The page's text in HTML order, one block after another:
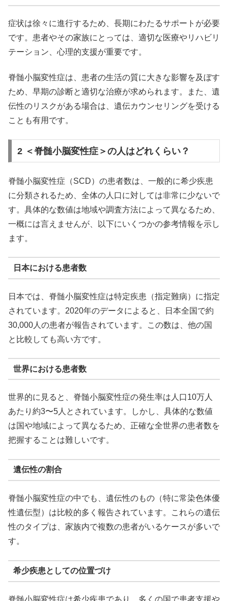
症状は徐々に進行するため、長期にわたるサポートが必要
です。患者やその家族にとっては、適切な医療やリハビリ
テーション、心理的支援が重要です。
脊髄小脳変性症は、患者の生活の質に大きな影響を及ぼす
ため、早期の診断と適切な治療が求められます。また、遺
伝性のリスクがある場合は、遺伝カウンセリングを受ける
ことも有用です。
2 ＜脊髄小脳変性症＞の人はどれくらい？
脊髄小脳変性症（SCD）の患者数は、一般的に希少疾患
に分類されるため、全体の人口に対しては非常に少ないで
す。具体的な数値は地域や調査方法によって異なるため、
一概には言えませんが、以下にいくつかの参考情報を示し
ます。
日本における患者数
日本では、脊髄小脳変性症は特定疾患（指定難病）に指定
されています。2020年のデータによると、日本全国で約
30,000人の患者が報告されています。この数は、他の国
と比較しても高い方です。
世界における患者数
世界的に見ると、脊髄小脳変性症の発生率は人口10万人
あたり約3〜5人とされています。しかし、具体的な数値
は国や地域によって異なるため、正確な全世界の患者数を
把握することは難しいです。
遺伝性の割合
脊髄小脳変性症の中でも、遺伝性のもの（特に常染色体優
性遺伝型）は比較的多く報告されています。これらの遺伝
性のタイプは、家族内で複数の患者がいるケースが多いで
す。
希少疾患としての位置づけ
脊髄小脳変性症は希少疾患であり、多くの国で患者支援や